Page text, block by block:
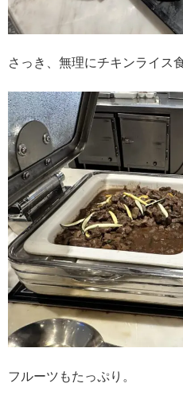
さっき、無理にチキンライス
フルーツもたっぷり。